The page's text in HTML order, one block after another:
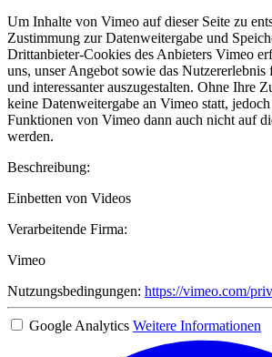
Um Inhalte von Vimeo auf dieser Seite zu
Zustimmung zur Datenweitergabe und
Drittanbieter-Cookies des Anbieters Vimeo
uns, unser Angebot sowie das Nutzererlebnis
und interessanter auszugestalten. Ohne Ihre
keine Datenweitergabe an Vimeo statt,
Funktionen von Vimeo dann auch nicht auf
werden.
Beschreibung:
Einbetten von Videos
Verarbeitende Firma:
Vimeo
Nutzungsbedingungen: https://vimeo.com/
Google Analytics Weitere Informationen